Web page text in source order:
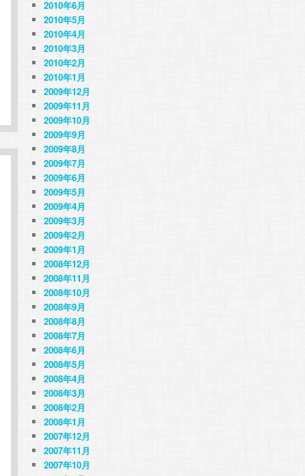
2010年6月
2010年5月
2010年4月
2010年3月
2010年2月
2010年1月
2009年12月
2009年11月
2009年10月
2009年9月
2009年8月
2009年7月
2009年6月
2009年5月
2009年4月
2009年3月
2009年2月
2009年1月
2008年12月
2008年11月
2008年10月
2008年9月
2008年8月
2008年7月
2008年6月
2008年5月
2008年4月
2008年3月
2008年2月
2008年1月
2007年12月
2007年11月
2007年10月